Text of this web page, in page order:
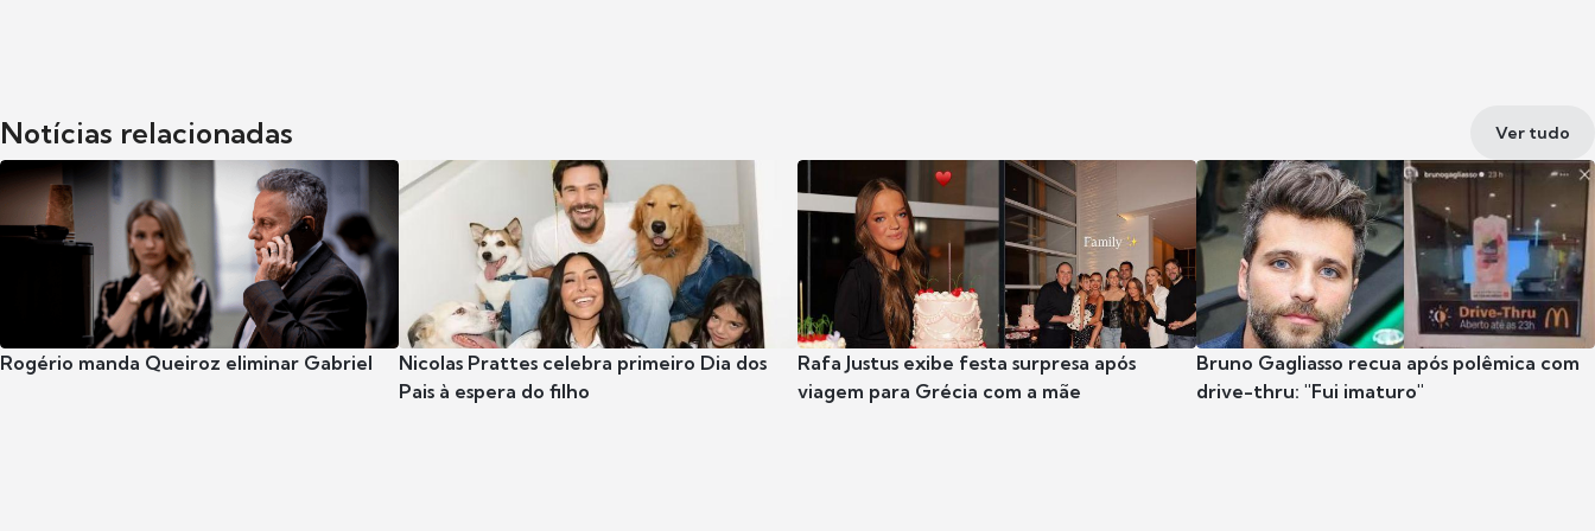
Notícias relacionadas Ver tudo
Rogério manda Queiroz eliminar Gabriel
Nicolas Prattes celebra primeiro Dia dos
Pais à espera do filho
Rafa Justus exibe festa surpresa após
viagem para Grécia com a mãe
Bruno Gagliasso recua após polêmica com
drive-thru: "Fui imaturo"